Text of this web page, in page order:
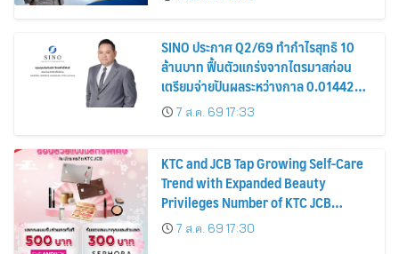
หุ้น
SINO ประกาศ Q2/69 ทำกำไรสุทธิ 10
ล้านบาท ฟื้นตัวแกร่งจากไตรมาสก่อน
เตรียมจ่ายปันผลระหว่างกาล 0.014423
บาทต่อหุ้น ครึ่งปีหลังมุ่งเติบโตต่อเนื่อง
7 ส.ค. 69 17:33
KTC and JCB Tap Growing Self-Care
Trend with Expanded Beauty
Privileges Number of KTC JCB
Cardmembers Spending on
Cosmetics Rises 26%
7 ส.ค. 69 17:30